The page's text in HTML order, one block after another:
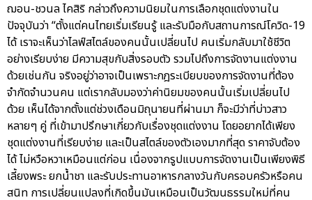
ฌอน-ชวนล ไคสิริ กล่าวถึงความนิยมในการเลือกชุดแต่งงานใน
ปัจจุบันว่า “ตั้งแต่คนไทยเริ่มเรียนรู้ และรับมือกับสถานการณ์โควิด-19
ได้ เราจะเห็นว่าไลฟ์สไตล์ของคนนั้นเปลี่ยนไป คนเริ่มกลับมาใช้ชีวิต
อย่างเรียบง่าย มีความสุขกับสิ่งรอบตัว รวมไปถึงการจัดงานแต่งงาน
ด้วยเช่นกัน จริงอยู่ว่าอาจเป็นเพราะกฎระเบียบของการจัดงานที่ต้อง
จำกัดจำนวนคน แต่เรากลับมองว่าค่านิยมของคนนั้นเริ่มเปลี่ยนไป
ด้วย เห็นได้จากตั้งแต่ช่วงเดือนมิถุนายนที่ผ่านมา ก็จะมีว่าที่บ่าวสาว
หลายๆ คู่ ที่เข้ามาปรึกษาเกี่ยวกับเรื่องชุดแต่งงาน โดยอยากได้เพียง
ชุดแต่งงานที่เรียบง่าย และเป็นสไตล์ของตัวเองมากที่สุด ราคาจับต้อง
ได้ ไม่หวือหวาเหมือนแต่ก่อน เนื่องจากรูปแบบการจัดงานเป็นเพียงพิธี
เลี้ยงพระ ยกน้ำชา และรับประทานอาหารกลางวันกับครอบครัวหรือคน
สนิท การเปลี่ยนแปลงที่เกิดขึ้นมันเหมือนเป็นวัฒนธรรมใหม่ที่คน